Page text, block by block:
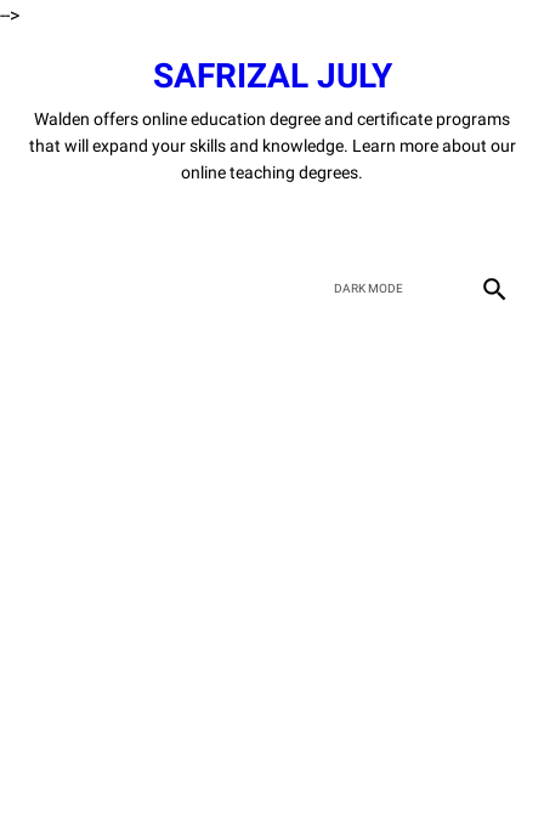
-->
SAFRIZAL JULY
Walden offers online education degree and certificate programs
that will expand your skills and knowledge. Learn more about our
online teaching degrees.